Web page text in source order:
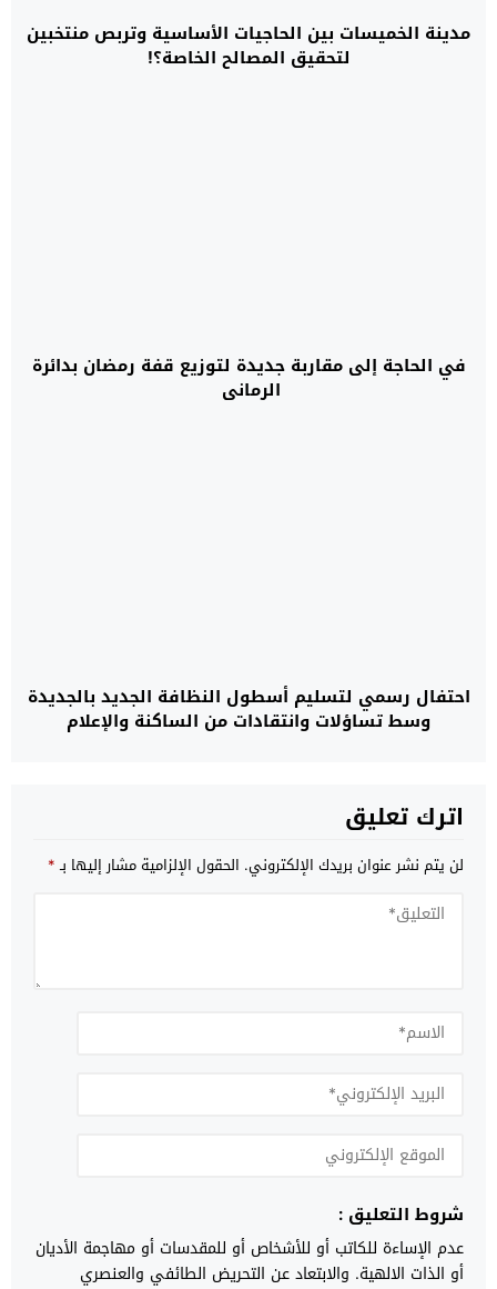
مدينة الخميسات بين الحاجيات الأساسية وتربص منتخبين
لتحقيق المصالح الخاصة؟!
في الحاجة إلى مقاربة جديدة لتوزيع قفة رمضان بدائرة
الرماني
احتفال رسمي لتسليم أسطول النظافة الجديد بالجديدة
وسط تساؤلات وانتقادات من الساكنة والإعلام
اترك تعليق
لن يتم نشر عنوان بريدك الإلكتروني. الحقول الإلزامية مشار إليها بـ*
شروط التعليق :
عدم الإساءة للكاتب أو للأشخاص أو للمقدسات أو مهاجمة الأديان
أو الذات الالهية. والابتعاد عن التحريض الطائفي والعنصري